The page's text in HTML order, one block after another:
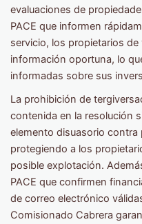
evaluaciones de
PACE que informen
servicio, los propietarios
información oportuna, lo
informadas sobre sus
La prohibición de
contenida en la resolución
elemento disuasorio contra
protegiendo a los
posible explotación.
PACE que confirmen
de correo electrónico
Comisionado Cabrera